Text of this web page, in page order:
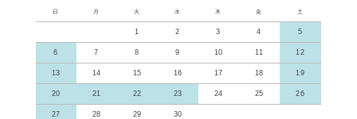
日 月 火 水 木 金 土
1 2 3 4 5
6 7 8 9 10 11 12
13 14 15 16 17 18 19
20 21 22 23 24 25 26
27 28 29 30